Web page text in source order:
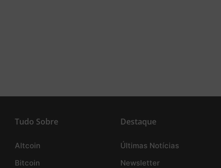
Tudo Sobre
Altcoin
Bitcoin
Destaque
Últimas Notícias
Newsletter